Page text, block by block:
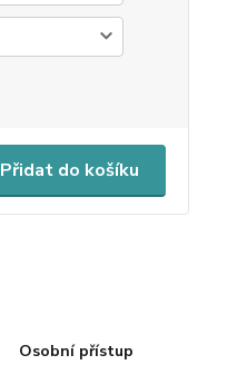
Přidat do košíku
Osobní přístup